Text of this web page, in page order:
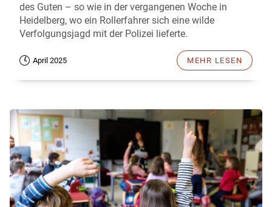
des Guten – so wie in der vergangenen Woche in
Heidelberg, wo ein Rollerfahrer sich eine wilde
Verfolgungsjagd mit der Polizei lieferte.
April 2025 MEHR LESEN